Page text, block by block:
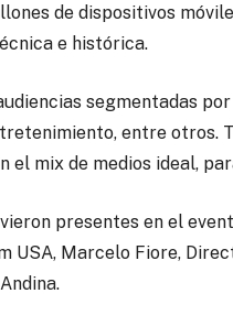
de dispositivos
e histórica.
segmentadas
entre otros.
el mix de medios ideal,
presentes en el
USA, Marcelo Fiore,